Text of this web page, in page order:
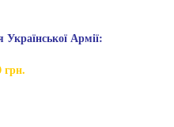
Армії:
грн.